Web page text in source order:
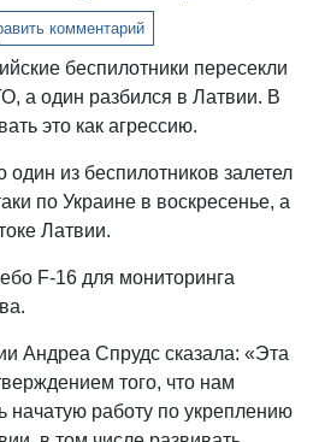
комментарий
беспилотники пересекли
а один разбился в Латвии. В
это как агрессию.
один из беспилотников залетел
по Украине в воскресенье, а
Латвии.
F-16 для мониторинга
Андреа Спрудс сказала: «Эта
того, что нам
начатую работу по укреплению